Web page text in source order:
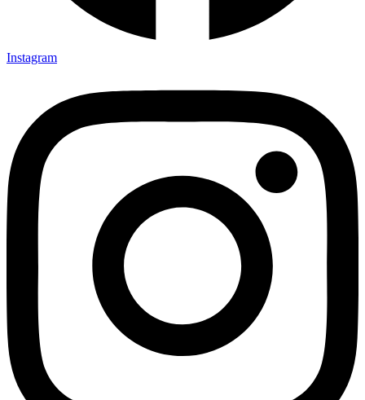
Instagram